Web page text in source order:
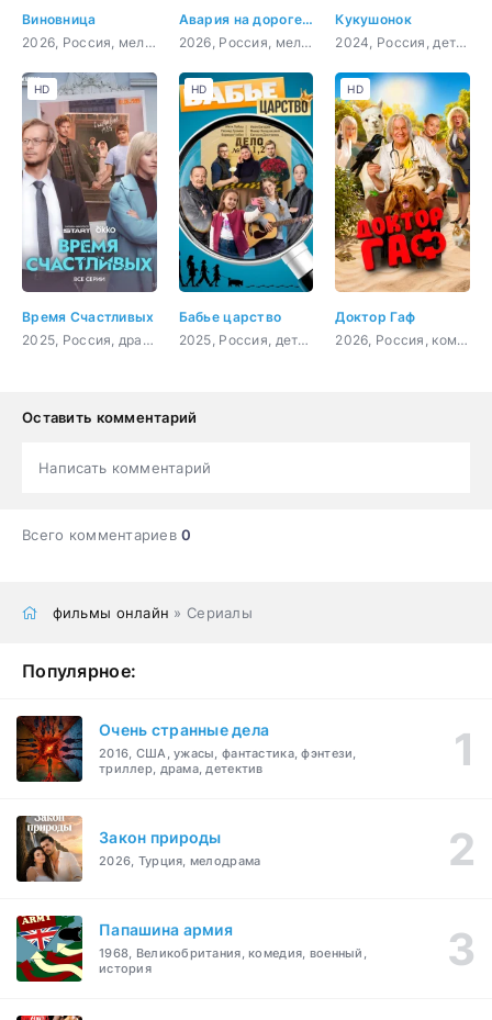
Виновница
2026, Россия, мелодрама
Авария на дороге счастья
2026, Россия, мелодрама
Кукушонок
2024, Россия, детектив, комедия
Время Счастливых
2025, Россия, драма, комедия
HD
Бабье царство
2025, Россия, детектив, мелодрама, комедия
HD
Доктор Гаф
2026, Россия, комедия, фэнтези, семейный
HD
Оставить комментарий
Написать комментарий
Всего комментариев0
фильмы онлайн » Сериалы
Популярное:
Очень странные дела
2016, США, ужасы, фантастика, фэнтези,
триллер, драма, детектив
Закон природы
2026, Турция, мелодрама
Папашина армия
1968, Великобритания, комедия, военный,
история